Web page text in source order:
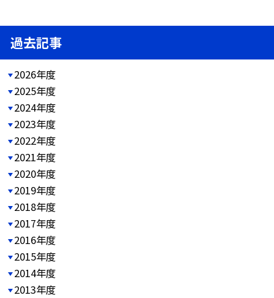
過去記事
2026年度
2025年度
2024年度
2023年度
2022年度
2021年度
2020年度
2019年度
2018年度
2017年度
2016年度
2015年度
2014年度
2013年度